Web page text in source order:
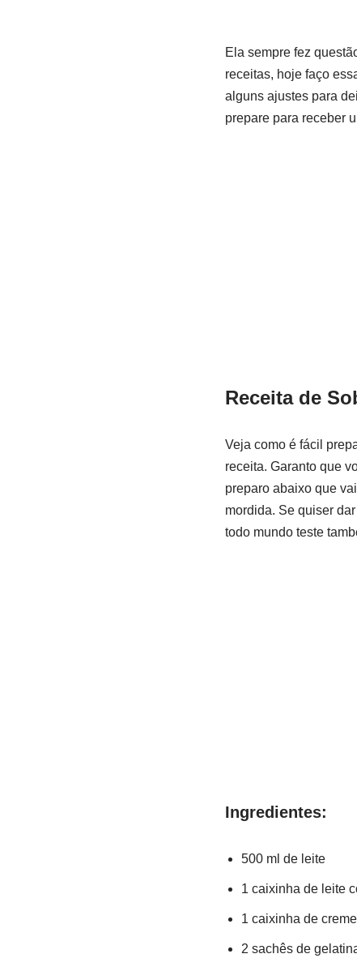
Ela sempre fez
receitas, hoje faço
alguns ajustes para
prepare para receber
Receita de
Veja como é fácil
receita. Garanto que
preparo abaixo que
mordida. Se quiser
todo mundo teste
Ingredientes:
500 ml de leite
1 caixinha de leite
1 caixinha de
2 sachês de